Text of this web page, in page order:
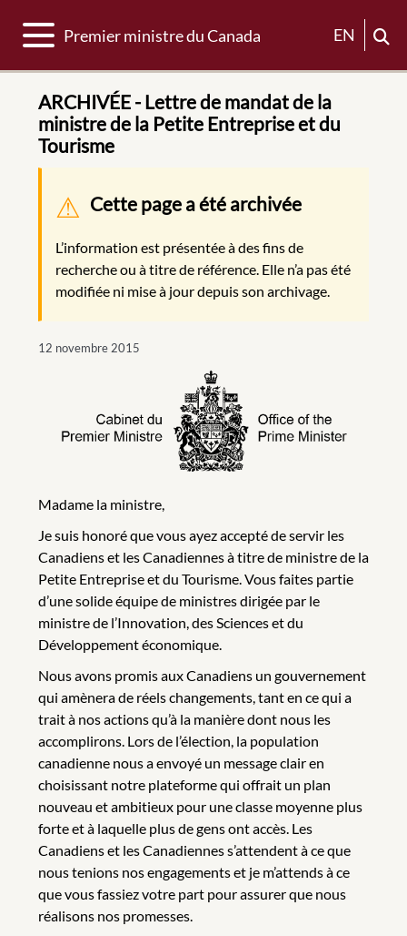
Basculer la navigation
Premier ministre du Canada EN
ARCHIVÉE - Lettre de mandat de la
ministre de la Petite Entreprise et du
Tourisme
Message d'avertissement
Cette page a été archivée
L’information est présentée à des fins de
recherche ou à titre de référence. Elle n’a pas été
modifiée ni mise à jour depuis son archivage.
12 novembre 2015
Madame la ministre,
Je suis honoré que vous ayez accepté de servir les
Canadiens et les Canadiennes à titre de ministre de la
Petite Entreprise et du Tourisme. Vous faites partie
d’une solide équipe de ministres dirigée par le
ministre de l’Innovation, des Sciences et du
Développement économique.
Nous avons promis aux Canadiens un gouvernement
qui amènera de réels changements, tant en ce qui a
trait à nos actions qu’à la manière dont nous les
accomplirons. Lors de l’élection, la population
canadienne nous a envoyé un message clair en
choisissant notre plateforme qui offrait un plan
nouveau et ambitieux pour une classe moyenne plus
forte et à laquelle plus de gens ont accès. Les
Canadiens et les Canadiennes s’attendent à ce que
nous tenions nos engagements et je m’attends à ce
que vous fassiez votre part pour assurer que nous
réalisons nos promesses.